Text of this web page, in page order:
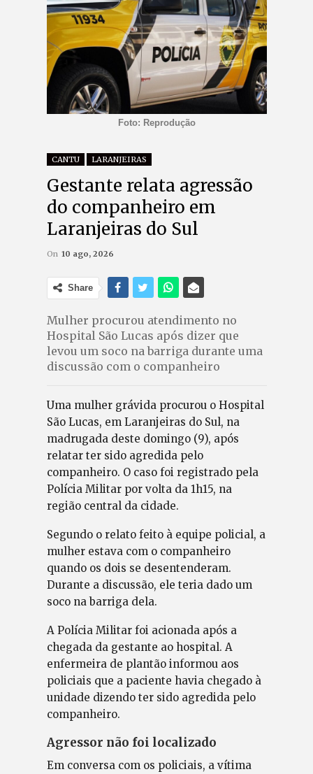
Foto: Reprodução
CANTU LARANJEIRAS
Gestante relata agressão
do companheiro em
Laranjeiras do Sul
On 10 ago, 2026
Share
Mulher procurou atendimento no
Hospital São Lucas após dizer que
levou um soco na barriga durante uma
discussão com o companheiro
Uma mulher grávida procurou o Hospital
São Lucas, em Laranjeiras do Sul, na
madrugada deste domingo (9), após
relatar ter sido agredida pelo
companheiro. O caso foi registrado pela
Polícia Militar por volta da 1h15, na
região central da cidade.
Segundo o relato feito à equipe policial, a
mulher estava com o companheiro
quando os dois se desentenderam.
Durante a discussão, ele teria dado um
soco na barriga dela.
A Polícia Militar foi acionada após a
chegada da gestante ao hospital. A
enfermeira de plantão informou aos
policiais que a paciente havia chegado à
unidade dizendo ter sido agredida pelo
companheiro.
Agressor não foi localizado
Em conversa com os policiais, a vítima